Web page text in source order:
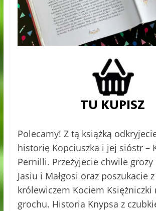
Polecamy! Z tą książką
historię Kopciuszka i jej sióstr –
Pernilli. Przeżyjecie chwile grozy
Jasiu i Małgosi oraz poszukacie z
królewiczem Kociem Księżniczki
grochu. Historia Knypsa z